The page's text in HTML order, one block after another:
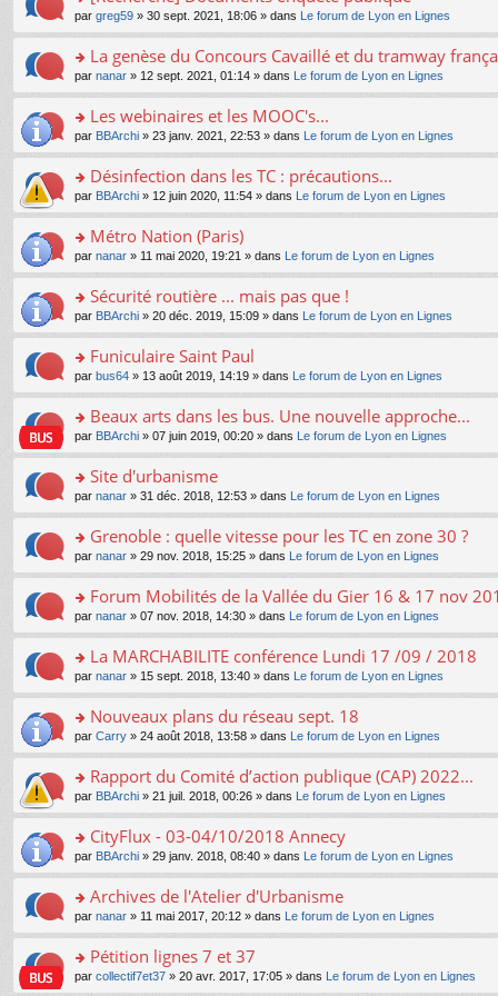
ré
c
e
nt
pl
u
s
ré
c
e
nt
n
le
pl
u
s
ré
c
e
nt
a
g
e
n
n
le
pl
u
s
ré
c
e
nt
e
s
a
g
e
n
n
le
pl
u
s
ré
c
e
nt
ult
er
le
m
e
s
a
g
e
n
n
le
pl
u
s
ré
c
e
nt
o
n
s
ult
er
le
m
e
s
a
g
e
n
n
le
pl
u
s
ré
c
e
nt
par greg59 » 30 sept. 2021, 18:06 » dans Le forum de Lyon en Lignes
o
n
s
ult
er
le
m
e
s
a
g
e
n
n
le
pl
u
s
ré
c
e
nt
La genèse du Concours Cavaillé et du tramway
par nanar » 12 sept. 2021, 01:14 » dans Le forum de Lyon en Lignes
o
n
s
ult
er
le
m
e
s
a
g
e
n
n
le
pl
u
s
ré
c
e
nt
Les webinaires et les MOOC's...
par BBArchi » 23 janv. 2021, 22:53 » dans Le forum de Lyon en Lignes
o
n
s
ult
er
le
m
e
s
a
g
e
n
n
le
pl
u
s
ré
c
e
nt
Désinfection dans les TC : précautions...
par BBArchi » 12 juin 2020, 11:54 » dans Le forum de Lyon en Lignes
o
n
s
ult
er
le
m
e
s
a
g
e
n
n
le
pl
u
s
ré
c
e
nt
Métro Nation (Paris)
par nanar » 11 mai 2020, 19:21 » dans Le forum de Lyon en Lignes
o
n
s
ult
er
le
m
e
s
a
g
e
n
n
le
pl
u
s
ré
c
e
nt
Sécurité routière ... mais pas que !
par BBArchi » 20 déc. 2019, 15:09 » dans Le forum de Lyon en Lignes
o
n
s
ult
er
le
m
e
s
a
g
e
n
n
le
pl
u
s
ré
c
e
nt
Funiculaire Saint Paul
par bus64 » 13 août 2019, 14:19 » dans Le forum de Lyon en Lignes
o
n
s
ult
er
le
m
e
s
a
g
e
n
n
le
pl
u
s
ré
c
e
nt
Beaux arts dans les bus. Une nouvelle approche...
par BBArchi » 07 juin 2019, 00:20 » dans Le forum de Lyon en Lignes
o
n
s
ult
er
le
m
e
s
a
g
e
n
n
le
pl
u
s
ré
c
e
nt
Site d'urbanisme
par nanar » 31 déc. 2018, 12:53 » dans Le forum de Lyon en Lignes
o
n
s
ult
er
le
m
e
s
a
g
e
n
n
le
pl
u
s
ré
c
e
nt
Grenoble : quelle vitesse pour les TC en zone 30 ?
par nanar » 29 nov. 2018, 15:25 » dans Le forum de Lyon en Lignes
o
n
s
ult
er
le
m
e
s
a
g
e
n
n
le
pl
u
s
ré
c
Forum Mobilités de la Vallée du Gier 16 & 17 nov
par nanar » 07 nov. 2018, 14:30 » dans Le forum de Lyon en Lignes
o
n
s
ult
er
le
m
e
s
a
g
e
n
n
le
pl
u
La MARCHABILITE conférence Lundi 17 /09 / 2018
par nanar » 15 sept. 2018, 13:40 » dans Le forum de Lyon en Lignes
o
n
s
ult
er
le
m
e
s
a
g
e
n
n
Nouveaux plans du réseau sept. 18
par Carry » 24 août 2018, 13:58 » dans Le forum de Lyon en Lignes
o
n
s
ult
er
le
m
e
s
a
g
Rapport du Comité d’action publique (CAP) 2022...
par BBArchi » 21 juil. 2018, 00:26 » dans Le forum de Lyon en Lignes
o
n
s
ult
er
le
m
e
s
CityFlux - 03-04/10/2018 Annecy
par BBArchi » 29 janv. 2018, 08:40 » dans Le forum de Lyon en Lignes
o
n
s
ult
er
Archives de l'Atelier d'Urbanisme
par nanar » 11 mai 2017, 20:12 » dans Le forum de Lyon en Lignes
o
n
Pétition lignes 7 et 37
par collectif7et37 » 20 avr. 2017, 17:05 » dans Le forum de Lyon en Lignes